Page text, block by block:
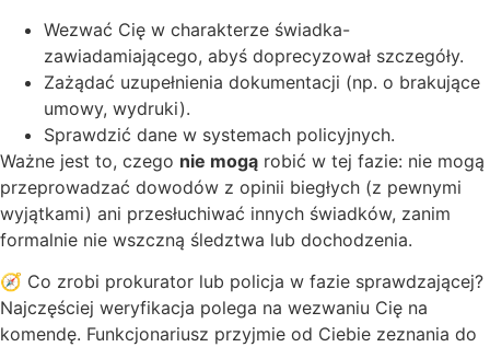
Wezwać Cię w charakterze świadka-
zawiadamiającego, abyś doprecyzował szczegóły.
Zażądać uzupełnienia dokumentacji (np. o brakujące
umowy, wydruki).
Sprawdzić dane w systemach policyjnych.
Ważne jest to, czego nie mogą robić w tej fazie: nie mogą
przeprowadzać dowodów z opinii biegłych (z pewnymi
wyjątkami) ani przesłuchiwać innych świadków, zanim
formalnie nie wszczną śledztwa lub dochodzenia.
🧭 Co zrobi prokurator lub policja w fazie sprawdzającej?
Najczęściej weryfikacja polega na wezwaniu Cię na
komendę. Funkcjonariusz przyjmie od Ciebie zeznania do